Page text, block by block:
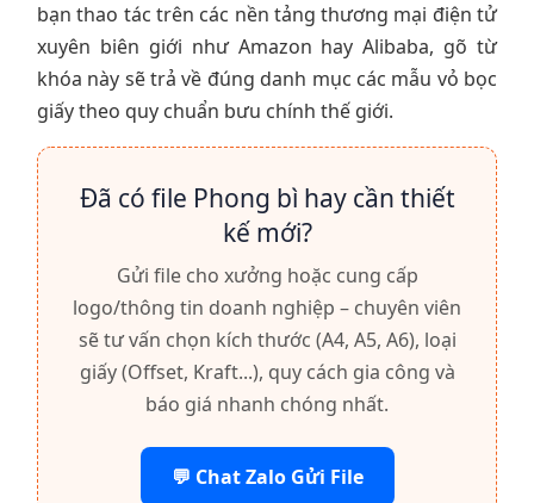
bạn thao tác trên các nền tảng thương mại điện tử
xuyên biên giới như Amazon hay Alibaba, gõ từ
khóa này sẽ trả về đúng danh mục các mẫu vỏ bọc
giấy theo quy chuẩn bưu chính thế giới.
Đã có file Phong bì hay cần thiết
kế mới?
Gửi file cho xưởng hoặc cung cấp
logo/thông tin doanh nghiệp – chuyên viên
sẽ tư vấn chọn kích thước (A4, A5, A6), loại
giấy (Offset, Kraft...), quy cách gia công và
báo giá nhanh chóng nhất.
💬 Chat Zalo Gửi File